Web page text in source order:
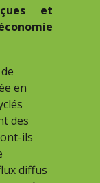
et
en
des
ils
diffus